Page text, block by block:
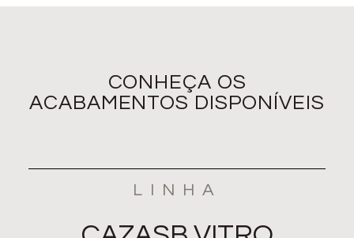
CONHEÇA OS
ACABAMENTOS DISPONÍVEIS
LINHA